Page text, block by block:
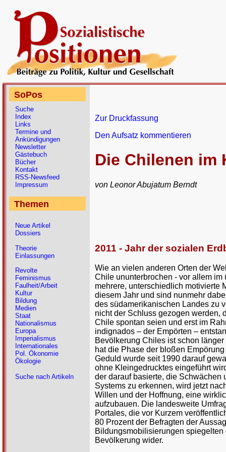
Zur Druckfassung
Den Aufsatz kommentieren
Die Chilenen im
von Leonor Abujatum Berndt
2011 - Jahr der sozialen
Wie an vielen anderen Orten der
Chile ununterbrochen - vor allem
mehrere, unterschiedlich motivierte
diesem Jahr und sind nunmehr
des südamerikanischen Landes zu
nicht der Schluss gezogen werden,
Chile spontan seien und erst im
indignados – der Empörten –
Bevölkerung Chiles ist schon
hat die Phase der bloßen
Geduld wurde seit 1990 darauf
ohne Kleingedrucktes eingeführt
der darauf basierte, die Schwächen
Systems zu erkennen, wird jetzt
Willen und der Hoffnung, eine
aufzubauen. Die landesweite
Portales, die vor Kurzem
80 Prozent der Befragten der
Bildungsmobilisierungen
Bevölkerung wider.
SoPos
Suche
Index
Links
Termine und
Ankündigungen
Newsletter
Gästebuch
Bücher
Kontakt
RSS-Newsfeed
Impressum
Themen
Neue Artikel
Dossiers
Theorie
Einlassungen
Revolte
Feminismus
Faulheit/Arbeit
Kultur
Bildung
Medien
Staat
Nationalismus
Europa
Imperialismus
Internationales
Pol. Ökonomie
Ökologie
Suche nach Artikeln